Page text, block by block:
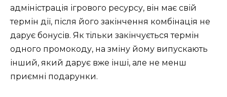
адміністрація ігрового ресурсу, він має свій
термін дії, після його закінчення комбінація не
дарує бонусів. Як тільки закінчується термін
одного промокоду, на зміну йому випускають
інший, який дарує вже інші, але не менш
приємні подарунки.